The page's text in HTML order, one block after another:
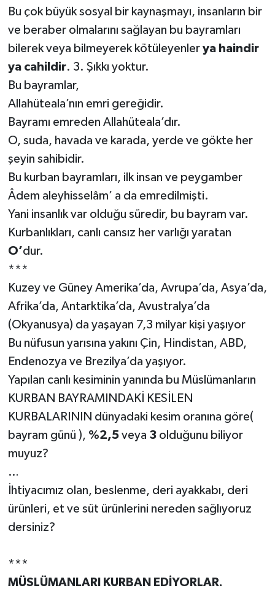
Bu çok büyük sosyal bir kaynaşmayı, insanların bir
ve beraber olmalarını sağlayan bu bayramları
bilerek veya bilmeyerek kötüleyenler ya haindir
ya cahildir. 3. Şıkkı yoktur.
Bu bayramlar,
Allahüteala’nın emri gereğidir.
Bayramı emreden Allahüteala’dır.
O, suda, havada ve karada, yerde ve gökte her
şeyin sahibidir.
Bu kurban bayramları, ilk insan ve peygamber
Âdem aleyhisselâm’ a da emredilmişti.
Yani insanlık var olduğu süredir, bu bayram var.
Kurbanlıkları, canlı cansız her varlığı yaratan
O’dur.
***
Kuzey ve Güney Amerika’da, Avrupa’da, Asya’da,
Afrika’da, Antarktika’da, Avustralya’da
(Okyanusya) da yaşayan 7,3 milyar kişi yaşıyor
Bu nüfusun yarısına yakını Çin, Hindistan, ABD,
Endenozya ve Brezilya’da yaşıyor.
Yapılan canlı kesiminin yanında bu Müslümanların
KURBAN BAYRAMINDAKİ KESİLEN
KURBALARININ dünyadaki kesim oranına göre(
bayram günü ), %2,5veya 3olduğunu biliyor
muyuz?
…
İhtiyacımız olan, beslenme, deri ayakkabı, deri
ürünleri, et ve süt ürünlerini nereden sağlıyoruz
dersiniz?
***
MÜSLÜMANLARI KURBAN EDİYORLAR.